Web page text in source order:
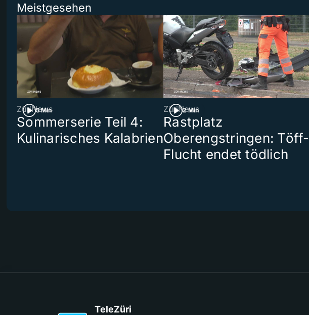
Meistgesehen
5 Min
ZüriNews
Sommerserie Teil 4:
Kulinarisches Kalabrien
2 Min
ZüriNews
Rastplatz
Oberengstringen: Töff-
Flucht endet tödlich
TeleZüri